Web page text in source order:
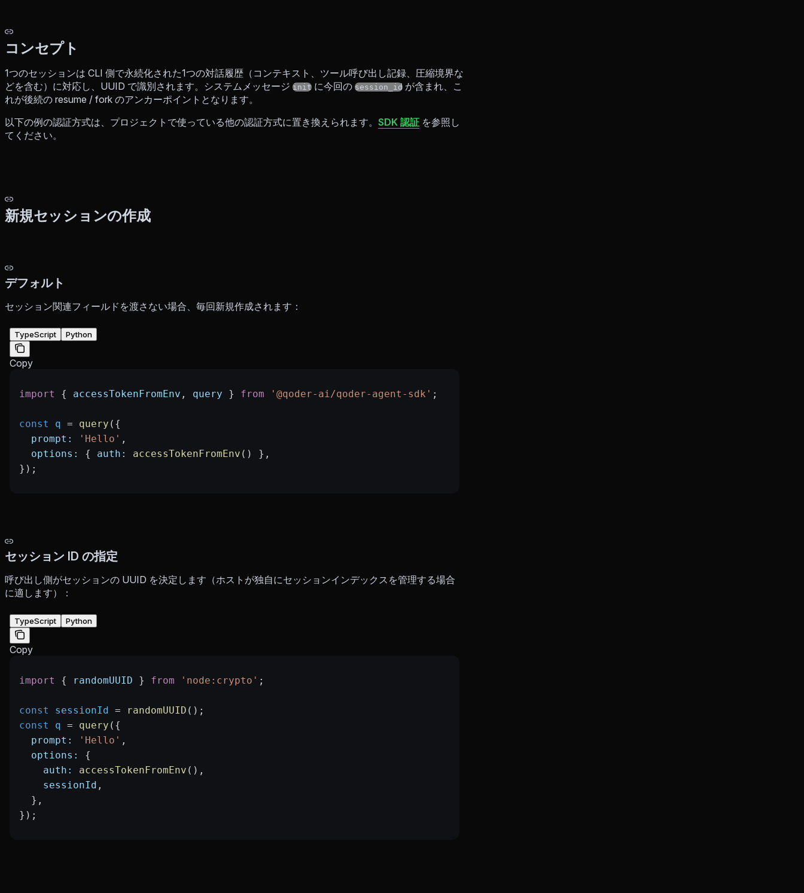
コンセプト
1つのセッションは CLI 側で永続化された1つの対話履歴（コンテキスト、ツール呼び出し記録、圧縮境界な
どを含む）に対応し、UUID で識別されます。システムメッセージ init に今回の session_id が含まれ、こ
れが後続の resume / fork のアンカーポイントとなります。
以下の例の認証方式は、プロジェクトで使っている他の認証方式に置き換えられます。 SDK 認証 を参照し
てください。
新規セッションの作成
デフォルト
セッション関連フィールドを渡さない場合、毎回新規作成されます：
TypeScript Python
Copy
import { accessTokenFromEnv , query } from '@qoder-ai/qoder-agent-sdk' ;
const q = query ({
  prompt:
'Hello' ,
  options:
{ auth: accessTokenFromEnv () },
});
セッション ID の指定
呼び出し側がセッションの UUID を決定します（ホストが独自にセッションインデックスを管理する場合
に適します）：
TypeScript Python
Copy
import { randomUUID } from 'node:crypto' ;
const sessionId = randomUUID ();
const
q = query ({
  prompt:
'Hello' ,
  options:
{
    auth:
accessTokenFromEnv (),
    sessionId
,
  },
});